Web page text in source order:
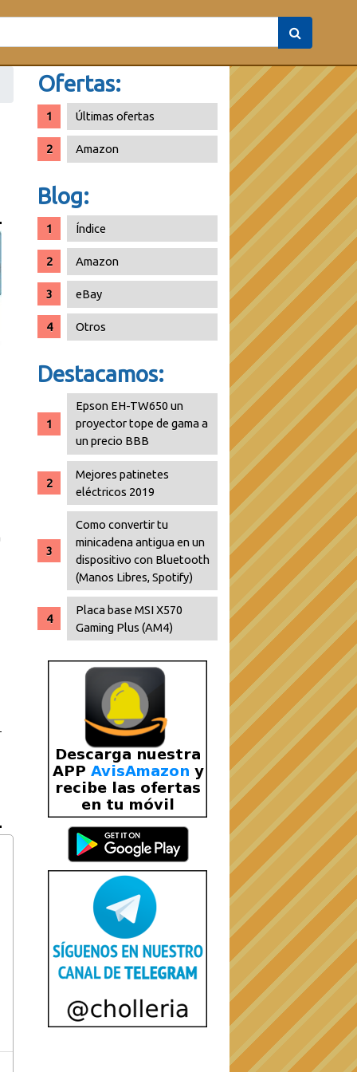
Ofertas:
Últimas ofertas
Amazon
Blog:
Índice
Amazon
eBay
Otros
Destacamos:
Epson EH-TW650 un
proyector tope de gama a
un precio BBB
Mejores patinetes
eléctricos 2019
Como convertir tu
minicadena antigua en un
dispositivo con Bluetooth
(Manos Libres, Spotify)
Placa base MSI X570
Gaming Plus (AM4)